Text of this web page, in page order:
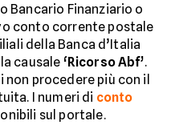
Bancario Finanziario o
conto corrente postale
della Banca d’Italia
causale ‘Ricorso Abf’.
procedere più con il
I numeri di conto
sul portale.